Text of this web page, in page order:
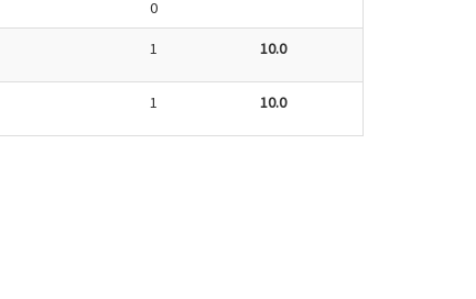
0
1 10.0
1 10.0